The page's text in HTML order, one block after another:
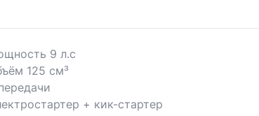
9 л.с
125 см³
+ кик-стартер